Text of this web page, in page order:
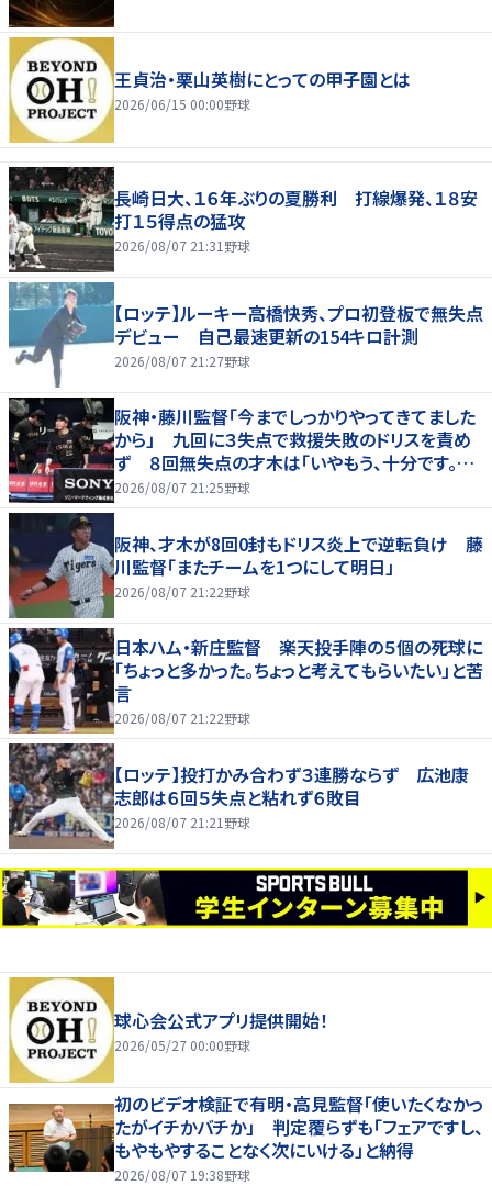
王貞治・栗山英樹にとっての甲子園とは
2026/06/15 00:00野球
長崎日大、１６年ぶりの夏勝利 打線爆発、１８安
打１５得点の猛攻
2026/08/07 21:31 野球
【ロッテ】ルーキー高橋快秀、プロ初登板で無失点
デビュー 自己最速更新の154キロ計測
2026/08/07 21:27野球
阪神・藤川監督「今までしっかりやってきてました
から」 九回に３失点で救援失敗のドリスを責め
ず ８回無失点の才木は「いやもう、十分です。あ
の回まででも十分な仕事でしたか」
2026/08/07 21:25野球
阪神、才木が8回0封もドリス炎上で逆転負け 藤
川監督「またチームを1つにして明日」
2026/08/07 21:22野球
日本ハム・新庄監督 楽天投手陣の５個の死球に
「ちょっと多かった。ちょっと考えてもらいたい」と苦
言
2026/08/07 21:22野球
【ロッテ】投打かみ合わず３連勝ならず 広池康
志郎は６回５失点と粘れず６敗目
2026/08/07 21:21 野球
球心会公式アプリ提供開始！
2026/05/27 00:00野球
初のビデオ検証で有明・高見監督「使いたくなかっ
たがイチかバチか」 判定覆らずも「フェアですし、
もやもやすることなく次にいける」と納得
2026/08/07 19:38野球